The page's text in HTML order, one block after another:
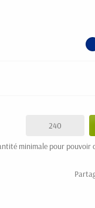
minimale pour pouvoir